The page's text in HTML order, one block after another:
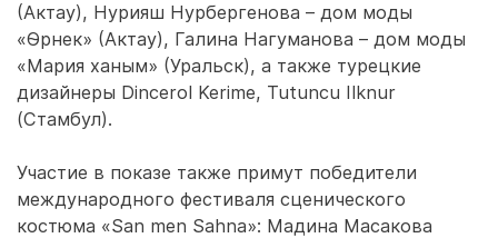
(Актау), Нурияш Нурбергенова – дом моды
«Өрнек» (Актау), Галина Нагуманова – дом моды
«Мария ханым» (Уральск), а также турецкие
дизайнеры Dincerol Kerime, Tutuncu Ilknur
(Стамбул).
Участие в показе также примут победители
международного фестиваля сценического
костюма «San men Sahna»: Мадина Масакова